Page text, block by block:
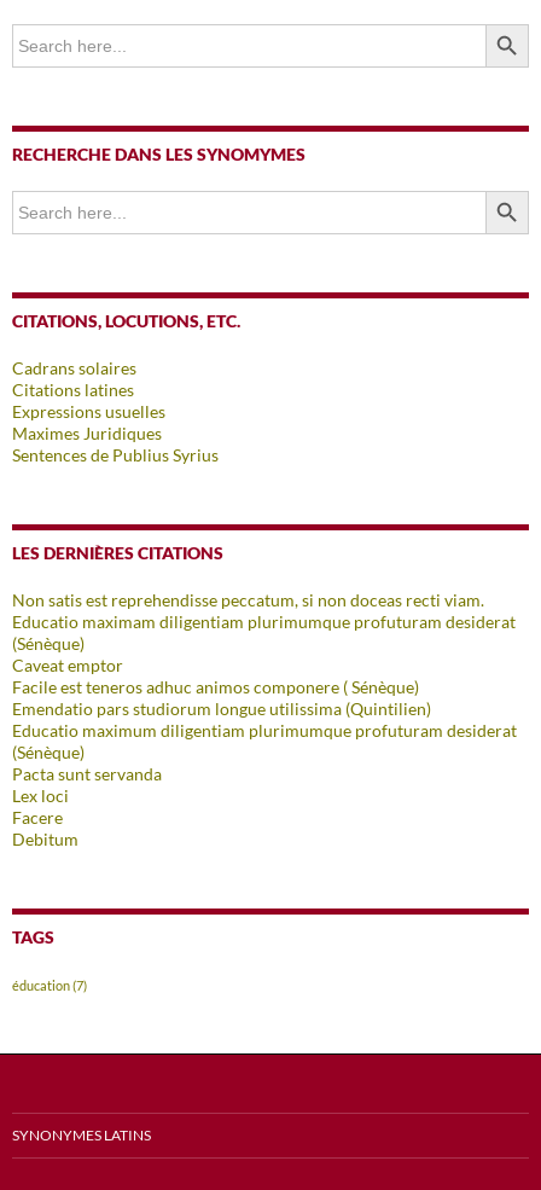
Search
for:
SEARCH
RECHERCHE DANS LES SYNOMYMES
Search
for:
SEARCH
CITATIONS, LOCUTIONS, ETC.
Cadrans solaires
Citations latines
Expressions usuelles
Maximes Juridiques
Sentences de Publius Syrius
LES DERNIÈRES CITATIONS
Non satis est reprehendisse peccatum, si non doceas recti viam.
Educatio maximam diligentiam plurimumque profuturam desiderat
(Sénèque)
Caveat emptor
Facile est teneros adhuc animos componere ( Sénèque)
Emendatio pars studiorum longue utilissima (Quintilien)
Educatio maximum diligentiam plurimumque profuturam desiderat
(Sénèque)
Pacta sunt servanda
Lex loci
Facere
Debitum
TAGS
éducation(7)
SYNONYMES LATINS